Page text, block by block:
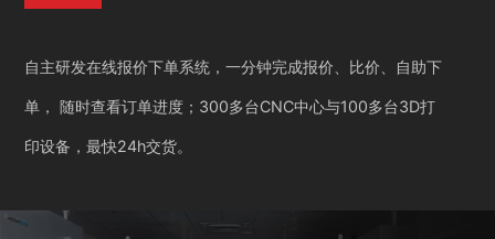
自主研发在线报价下单系统，一分钟完成报价、比价、自助下
单， 随时查看订单进度；300多台CNC中心与100多台3D打
印设备，最快24h交货。